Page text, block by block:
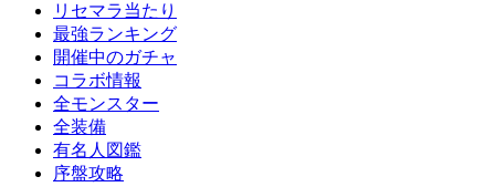
リセマラ当たり
最強ランキング
開催中のガチャ
コラボ情報
全モンスター
全装備
有名人図鑑
序盤攻略